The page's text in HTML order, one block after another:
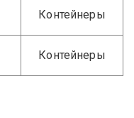
Контейнеры
Контейнеры